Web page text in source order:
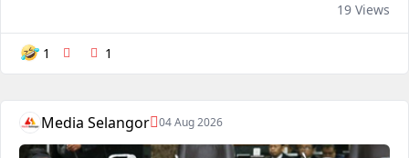
steel pipeline within the Sarawak Water Sdn Bhd (SWSB)
Central Region office compound. In a statement, SWSB
Central Region said the installation works would begin at
10pm [...]
19 Views
1 1
Media Selangor 04 Aug 2026